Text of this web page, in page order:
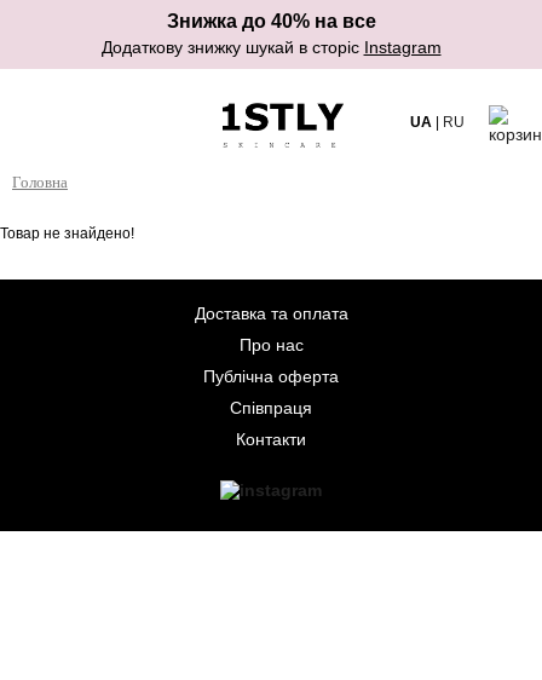
Знижка до 40% на все
Додаткову знижку шукай в сторіс Instagram
UA RU
Головна
Товар не знайдено!
Доставка та оплата
Про нас
Публічна оферта
Співпраця
Контакти